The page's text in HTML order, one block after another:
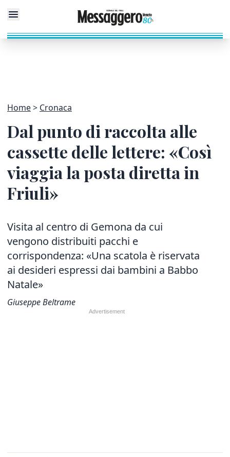
Home Cronaca
Dal punto di raccolta alle
cassette delle lettere: «Così
viaggia la posta diretta in
Friuli»
Visita al centro di Gemona da cui
vengono distribuiti pacchi e
corrispondenza: «Una scatola è riservata
ai desideri espressi dai bambini a Babbo
Natale»
Giuseppe Beltrame